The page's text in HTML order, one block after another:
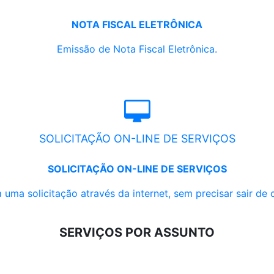
NOTA FISCAL ELETRÔNICA
Emissão de Nota Fiscal Eletrônica.
SOLICITAÇÃO ON-LINE DE SERVIÇOS
SOLICITAÇÃO ON-LINE DE SERVIÇOS
uma solicitação através da internet, sem precisar sair de
SERVIÇOS POR ASSUNTO